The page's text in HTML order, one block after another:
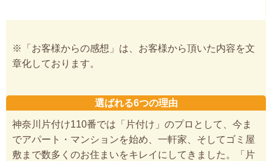
※「お客様からの感想」は、お客様から頂いた内容を文
章化しております。
選ばれる6つの理由
神奈川片付け110番では「片付け」のプロとして、今ま
でアパート・マンションを始め、一軒家、そしてゴミ屋
敷まで数多くのお住まいをキレイにしてきました。「片